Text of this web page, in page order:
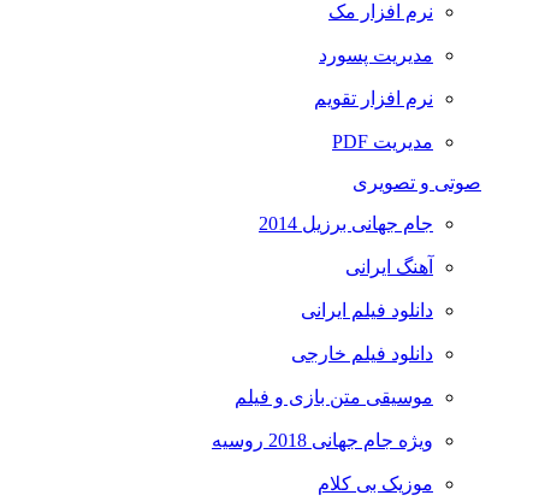
نرم افزار مک
مدیریت پسورد
نرم افزار تقویم
مدیریت PDF
صوتی و تصویری
جام جهانی برزیل 2014
آهنگ ایرانی
دانلود فیلم ایرانی
دانلود فیلم خارجی
موسیقی متن بازی و فیلم
ویژه جام جهانی 2018 روسیه
موزیک بی کلام